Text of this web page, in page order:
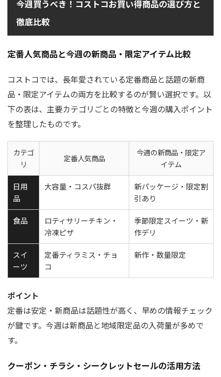
今週買うべき！コストコお買い得商品の選び方と
徹底比較
定番人気商品と今週の新商品・限定アイテム比較
コストコでは、長年愛されている定番商品と話題の新商
品・限定アイテムの両方を比較するのが賢い選択です。以
下の表は、主要カテゴリごとの特徴と今週の購入ポイント
を整理したものです。
カテゴ
リ
定番人気商品
今週の新商品・限定ア
イテム
日用
品
大容量・コスパ抜群
新パッケージ・限定割
引あり
食品
ロティサリーチキン・
冷凍ピザ
季節限定スイーツ・新
作デリ
スイ
ーツ
定番ティラミス・チョ
コ
新作・数量限定
ポイント
定番は安定・新商品は話題性が高く、早めの情報チェック
が鍵です。今週は新商品と地域限定品の入荷量が多めで
す。
クーポン・チラシ・シークレットセールの活用方法